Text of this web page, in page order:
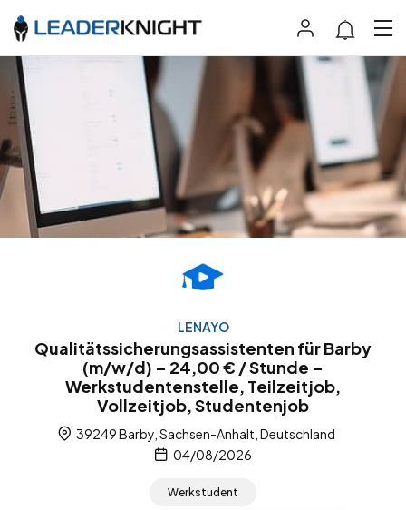
LENAYO
Qualitätssicherungsassistenten für Barby
(m/w/d) – 24,00 € / Stunde –
Werkstudentenstelle, Teilzeitjob,
Vollzeitjob, Studentenjob
39249 Barby, Sachsen-Anhalt, Deutschland
04/08/2026
Werkstudent